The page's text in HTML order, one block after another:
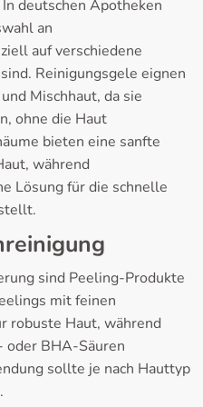
deutschen Apotheken
an
auf verschiedene
Reinigungsgele eignen
Mischhaut, da sie
ohne die Haut
bieten eine sanfte
während
Lösung für die schnelle
sind Peeling-Produkte
mit feinen
robuste Haut, während
oder BHA-Säuren
sollte je nach Hauttyp